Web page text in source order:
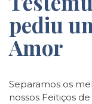
pediu
Amor
Separamos os
nossos Feitiços